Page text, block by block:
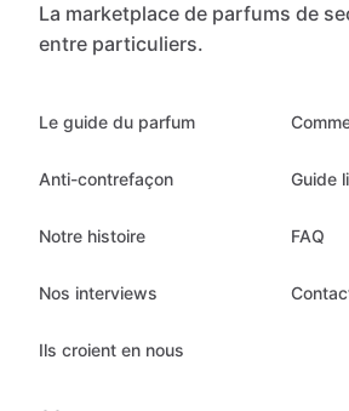
La marketplace de parfums de
entre particuliers.
Le guide du parfum
Anti-contrefaçon
Notre histoire
Nos interviews
Ils croient en nous
Guide
FAQ